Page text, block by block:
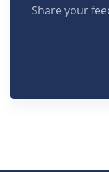
Share your